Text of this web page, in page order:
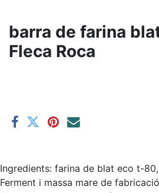
barra de farina
Fleca Roca
Ingredients: farina de blat eco t-
Ferment i massa mare de